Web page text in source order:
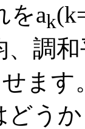
をak
、調
ます
どう